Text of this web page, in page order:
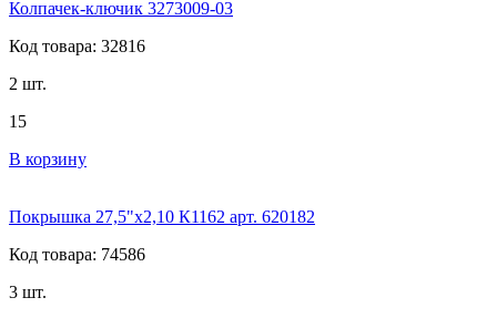
Колпачек-ключик 3273009-03
Код товара: 32816
2 шт.
15
В корзину
Покрышка 27,5"х2,10 К1162 арт. 620182
Код товара: 74586
3 шт.